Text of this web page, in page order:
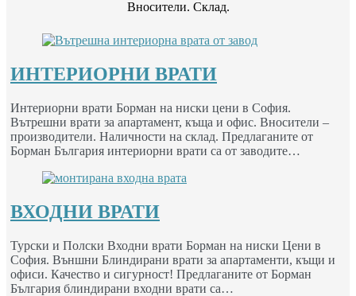
Вносители. Склад.
ИНТЕРИОРНИ ВРАТИ
Интериорни врати Борман на ниски цени в София.
Вътрешни врати за апартамент, къща и офис. Вносители –
производители. Наличности на склад. Предлаганите от
Борман България интериорни врати са от заводите…
ВХОДНИ ВРАТИ
Турски и Полски Входни врати Борман на ниски Цени в
София. Външни Блиндирани врати за апартаменти, къщи и
офиси. Качество и сигурност! Предлаганите от Борман
България блиндирани входни врати са…